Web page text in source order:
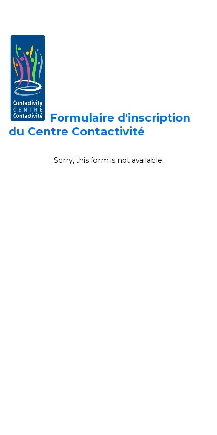
Formulaire d'inscription
du Centre Contactivité
Sorry, this form is not available.